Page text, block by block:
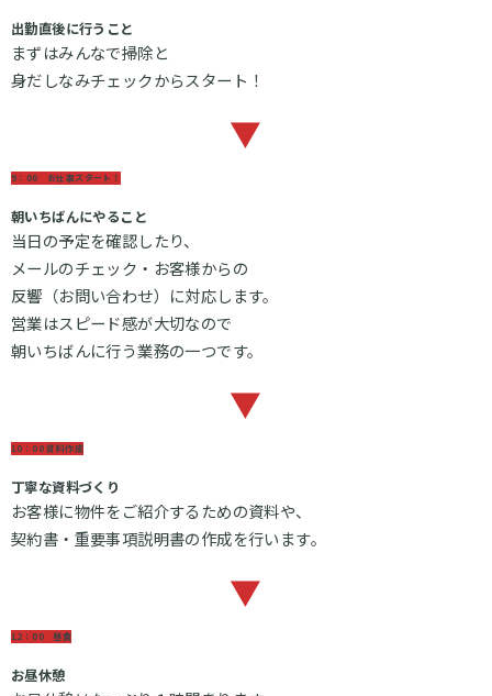
出勤直後に行うこと
まずはみんなで掃除と
身だしなみチェックからスタート！
▼
9：00 お仕事スタート！
朝いちばんにやること
当日の予定を確認したり、
メールのチェック・お客様からの
反響（お問い合わせ）に対応します。
営業はスピード感が大切なので
朝いちばんに行う業務の一つです。
▼
10：00 資料作成
丁寧な資料づくり
お客様に物件をご紹介するための資料や、
契約書・重要事項説明書の作成を行います。
▼
12：00 昼食
お昼休憩